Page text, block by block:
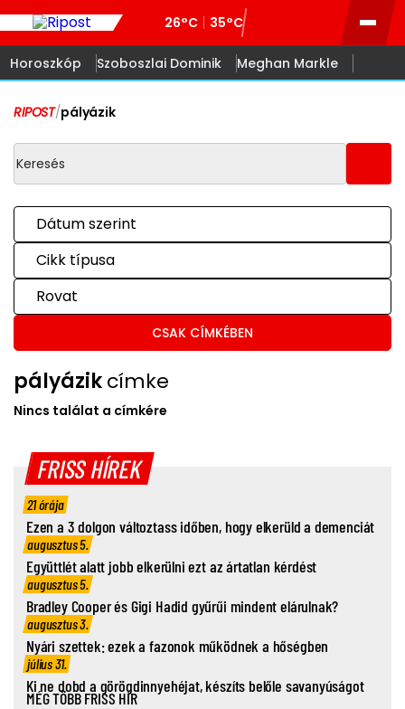
26°C 35°C
Horoszkóp Szoboszlai Dominik Meghan Markle
RIPOST/pályázik
Dátum szerint
Cikk típusa
Rovat
CSAK CÍMKÉBEN
pályázikcímke
Nincs találat a címkére
FRISS HÍREK
21 órája
Ezen a 3 dolgon változtass időben, hogy elkerüld a demenciát
augusztus 5.
Együttlét alatt jobb elkerülni ezt az ártatlan kérdést
augusztus 5.
Bradley Cooper és Gigi Hadid gyűrűi mindent elárulnak?
augusztus 3.
Nyári szettek: ezek a fazonok működnek a hőségben
július 31.
Ki ne dobd a görögdinnyehéjat, készíts belőle savanyúságot
MÉG TÖBB FRISS HÍR